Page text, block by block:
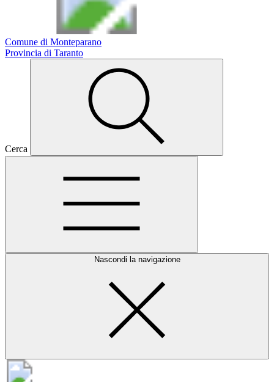
Comune di Monteparano
Provincia di Taranto
Cerca
Nascondi la navigazione